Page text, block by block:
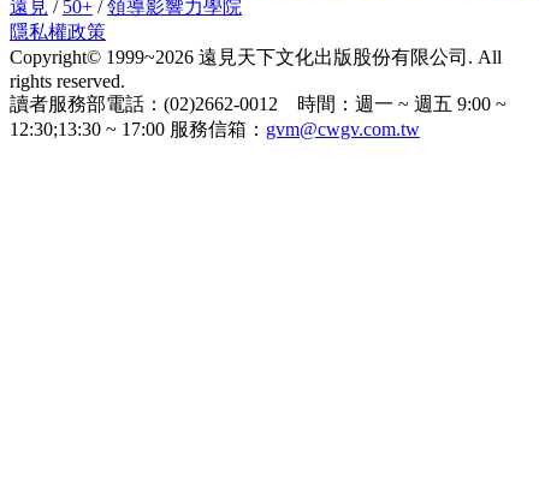
遠見 / 50+ /領導影響力學院
隱私權政策
Copyright© 1999~2026 遠見天下文化出版股份有限公司. All
rights reserved.
讀者服務部電話：(02)2662-0012 時間：週一 ~ 週五 9:00 ~
12:30;13:30 ~ 17:00 服務信箱： gvm@cwgv.com.tw